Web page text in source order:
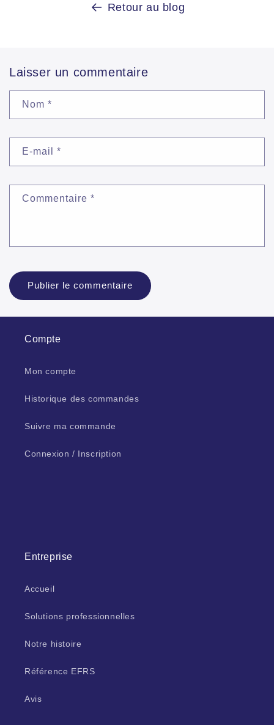
Retour au blog
Laisser un commentaire
Nom *
E-mail *
Commentaire *
Compte
Mon compte
Historique des commandes
Suivre ma commande
Connexion / Inscription
Entreprise
Accueil
Solutions professionnelles
Notre histoire
Référence EFRS
Avis